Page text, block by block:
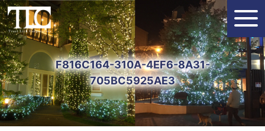
F816C164-310A-4EF6-8A31-
705BC5925AE3